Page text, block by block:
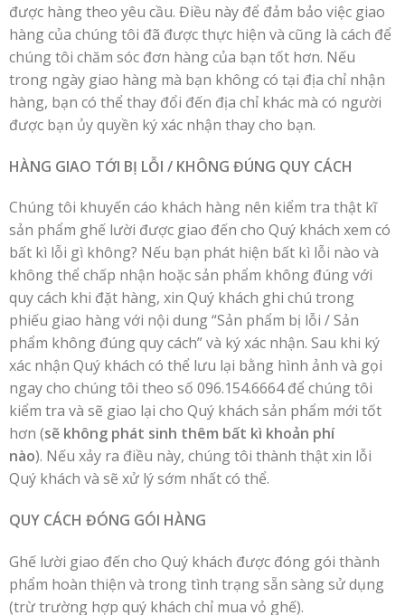
được hàng theo yêu cầu. Điều này để đảm bảo việc giao
hàng của chúng tôi đã được thực hiện và cũng là cách để
chúng tôi chăm sóc đơn hàng của bạn tốt hơn. Nếu
trong ngày giao hàng mà bạn không có tại địa chỉ nhận
hàng, bạn có thể thay đổi đến địa chỉ khác mà có người
được bạn ủy quyền ký xác nhận thay cho bạn.
HÀNG GIAO TỚI BỊ LỖI / KHÔNG ĐÚNG QUY CÁCH
Chúng tôi khuyến cáo khách hàng nên kiểm tra thật kĩ
sản phẩm ghế lười được giao đến cho Quý khách xem có
bất kì lỗi gì không? Nếu bạn phát hiện bất kì lỗi nào và
không thể chấp nhận hoặc sản phẩm không đúng với
quy cách khi đặt hàng, xin Quý khách ghi chú trong
phiếu giao hàng với nội dung “Sản phẩm bị lỗi / Sản
phẩm không đúng quy cách” và ký xác nhận. Sau khi ký
xác nhận Quý khách có thể lưu lại bằng hình ảnh và gọi
ngay cho chúng tôi theo số 096.154.6664 để chúng tôi
kiểm tra và sẽ giao lại cho Quý khách sản phẩm mới tốt
hơn (sẽ không phát sinh thêm bất kì khoản phí
nào). Nếu xảy ra điều này, chúng tôi thành thật xin lỗi
Quý khách và sẽ xử lý sớm nhất có thể.
QUY CÁCH ĐÓNG GÓI HÀNG
Ghế lười giao đến cho Quý khách được đóng gói thành
phẩm hoàn thiện và trong tình trạng sẵn sàng sử dụng
(trừ trường hợp quý khách chỉ mua vỏ ghế).